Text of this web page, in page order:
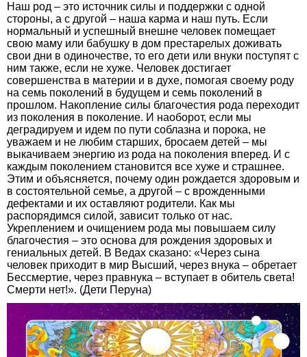
Наш род – это источник силы и поддержки с одной
стороны, а с другой – наша карма и наш путь. Если
нормальный и успешный внешне человек помещает
свою маму или бабушку в дом престарелых доживать
свои дни в одиночестве, то его дети или внуки поступят с
ним также, если не хуже. Человек достигает
совершенства в материи и в духе, помогая своему роду
на семь поколений в будущем и семь поколений в
прошлом. Накопление силы благочестия рода переходит
из поколения в поколение. И наоборот, если мы
деградируем и идем по пути соблазна и порока, не
уважаем и не любим старших, бросаем детей – мы
выкачиваем энергию из рода на поколения вперед. И с
каждым поколением становится все хуже и страшнее.
Этим и объясняется, почему один рождается здоровым и
в состоятельной семье, а другой – с врожденными
дефектами и их оставляют родители. Как мы
распорядимся силой, зависит только от нас.
Укреплением и очищением рода мы повышаем силу
благочестия – это основа для рождения здоровых и
гениальных детей. В Ведах сказано: «Через сына
человек приходит в мир Высший, через внука – обретает
Бессмертие, через правнука – вступает в обитель света!
Смерти нет!». (Дети Перуна)